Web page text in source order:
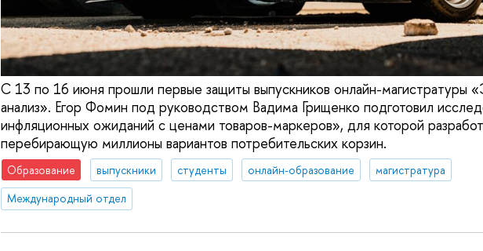
С 13 по 16 июня прошли первые защиты выпускников онлайн-магистратуры
анализ». Егор Фомин под руководством Вадима Грищенко подготовил
инфляционных ожиданий с ценами товаров-маркеров», для которой
перебирающую миллионы вариантов потребительских корзин.
Образование выпускники студенты онлайн-образование
магистратура
Международный отдел